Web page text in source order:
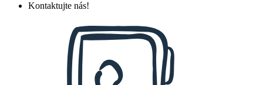
Kontaktujte nás!